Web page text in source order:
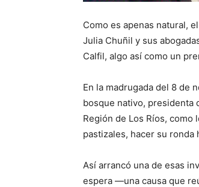
Como es apenas natural,
Julia Chuñil y sus
Calfil, algo así como un
En la madrugada del 8 de
bosque nativo, presidenta
Región de Los Ríos, como
pastizales, hacer su ronda
Así arrancó una de esas
espera —una causa que